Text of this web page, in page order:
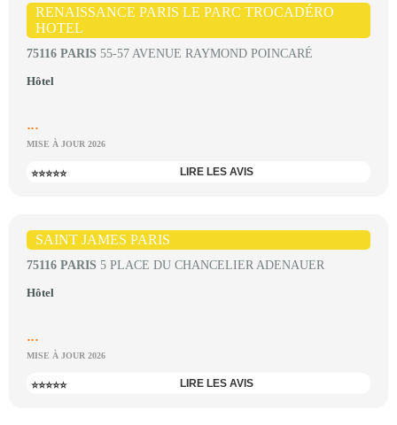
RENAISSANCE PARIS LE PARC TROCADÉRO
HOTEL
75116 PARIS 55-57 AVENUE RAYMOND POINCARÉ
Hôtel
...
MISE À JOUR 2026
⭐⭐⭐⭐⭐ LIRE LES AVIS
SAINT JAMES PARIS
75116 PARIS 5 PLACE DU CHANCELIER ADENAUER
Hôtel
...
MISE À JOUR 2026
⭐⭐⭐⭐⭐ LIRE LES AVIS